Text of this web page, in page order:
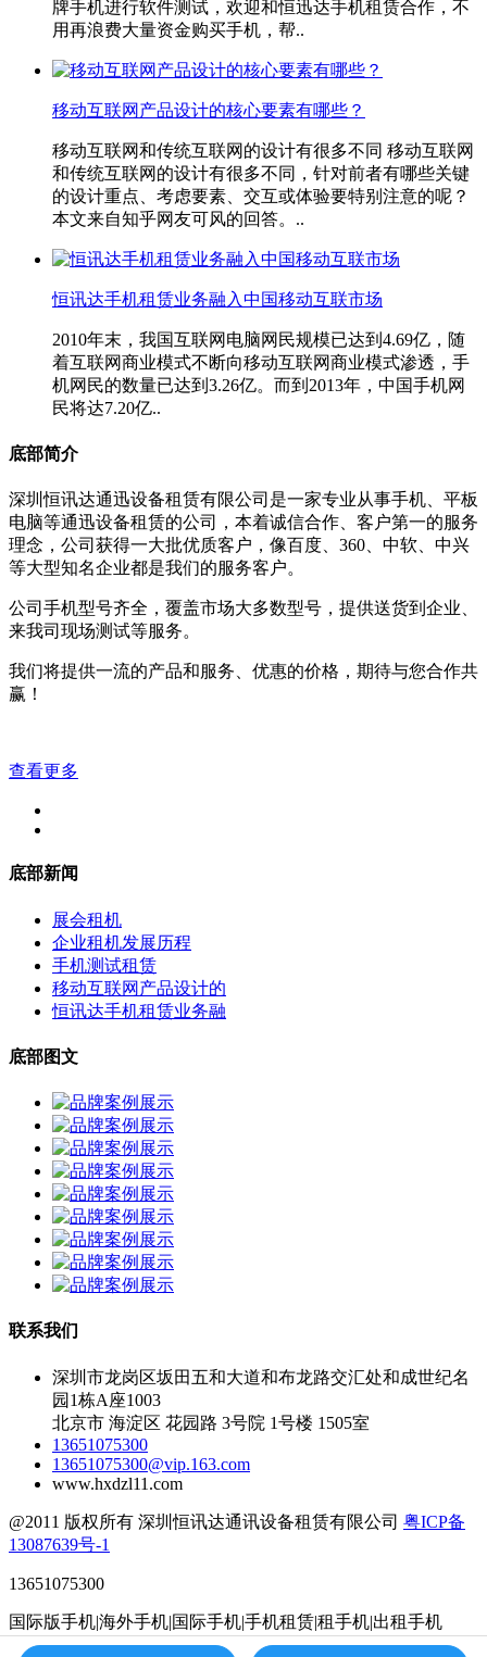
牌手机进行软件测试，欢迎和恒迅达手机租赁合作，不
用再浪费大量资金购买手机，帮..
移动互联网产品设计的核心要素有哪些？
移动互联网和传统互联网的设计有很多不同 移动互联网
和传统互联网的设计有很多不同，针对前者有哪些关键
的设计重点、考虑要素、交互或体验要特别注意的呢？
本文来自知乎网友可风的回答。..
恒讯达手机租赁业务融入中国移动互联市场
2010年末，我国互联网电脑网民规模已达到4.69亿，随
着互联网商业模式不断向移动互联网商业模式渗透，手
机网民的数量已达到3.26亿。而到2013年，中国手机网
民将达7.20亿..
底部简介
深圳恒讯达通迅设备租赁有限公司是一家专业从事手机、平板
电脑等通迅设备租赁的公司，本着诚信合作、客户第一的服务
理念，公司获得一大批优质客户，像百度、360、中软、中兴
等大型知名企业都是我们的服务客户。
公司手机型号齐全，覆盖市场大多数型号，提供送货到企业、
来我司现场测试等服务。
我们将提供一流的产品和服务、优惠的价格，期待与您合作共
赢！
查看更多
底部新闻
展会租机
企业租机发展历程
手机测试租赁
移动互联网产品设计的
恒讯达手机租赁业务融
底部图文
联系我们
深圳市龙岗区坂田五和大道和布龙路交汇处和成世纪名
园1栋A座1003
北京市 海淀区 花园路 3号院 1号楼 1505室
13651075300
13651075300@vip.163.com
www.hxdzl11.com
@2011 版权所有 深圳恒讯达通讯设备租赁有限公司 粤ICP备
13087639号-1
13651075300
国际版手机|海外手机|国际手机|手机租赁|租手机|出租手机